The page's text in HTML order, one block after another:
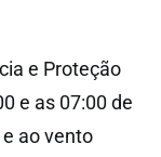
e Proteção
e as 07:00 de
ao vento